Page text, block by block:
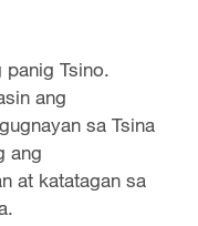
panig Tsino.
ang
sa Tsina
ang
at katatagan sa